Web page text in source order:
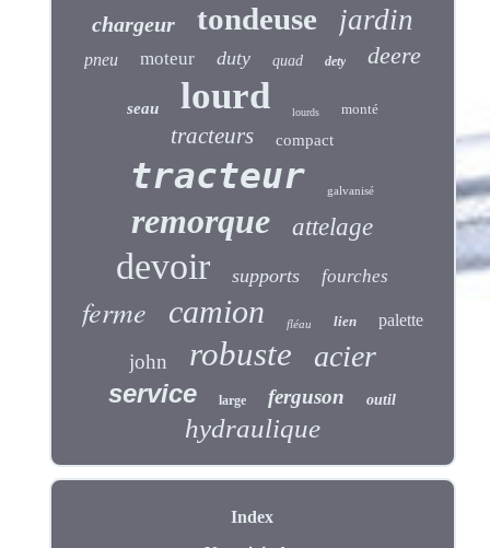
chargeur tondeuse jardin
pneu moteur duty quad dety deere
seau lourd lourds monté
tracteurs compact
tracteur galvanisé
remorque attelage
devoir supports fourches
ferme camion fléau lien palette
john robuste acier
service large ferguson outil
hydraulique
Index